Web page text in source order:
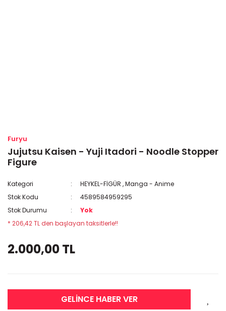
Furyu
Jujutsu Kaisen - Yuji Itadori - Noodle Stopper
Figure
Kategori HEYKEL-FİGÜR ,Manga - Anime
Stok Kodu
4589584959295
Stok Durumu
Yok
* 206,42 TL den başlayan taksitlerle!!
2.000,00 TL
GELİNCE HABER VER